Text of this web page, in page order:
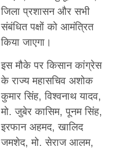
जिला प्रशासन और सभी
संबंधित पक्षों को आमंत्रित
किया जाएगा।
इस मौके पर किसान कांग्रेस
के राज्य महासचिव अशोक
कुमार सिंह, विश्वनाथ यादव,
मो. जुबेर कासिम, पूनम सिंह,
इरफान अहमद, खालिद
जमशेद, मो. सेराज आलम,